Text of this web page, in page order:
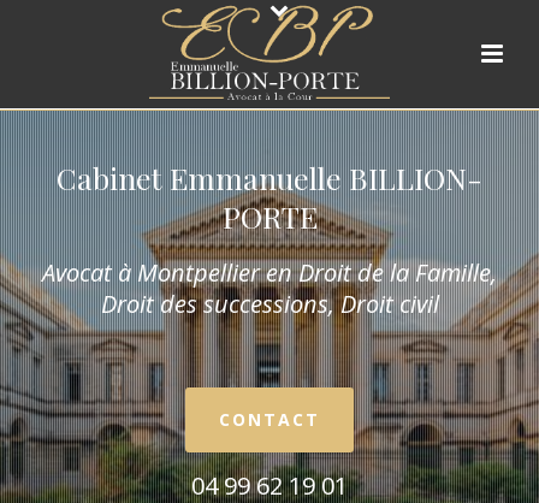
Cabinet Emmanuelle BILLION-
PORTE
Avocat à Montpellier en Droit de la Famille,
Droit des successions, Droit civil
CONTACT
04 99 62 19 01